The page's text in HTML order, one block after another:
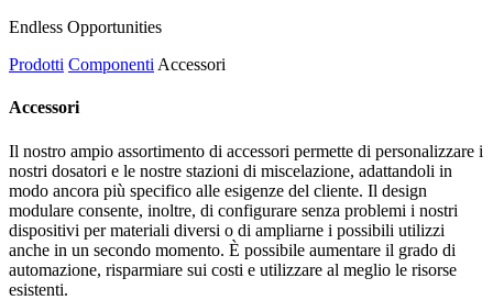
Endless Opportunities
Prodotti Componenti Accessori
Accessori
Il nostro ampio assortimento di accessori permette di personalizzare i
nostri dosatori e le nostre stazioni di miscelazione, adattandoli in
modo ancora più specifico alle esigenze del cliente. Il design
modulare consente, inoltre, di configurare senza problemi i nostri
dispositivi per materiali diversi o di ampliarne i possibili utilizzi
anche in un secondo momento. È possibile aumentare il grado di
automazione, risparmiare sui costi e utilizzare al meglio le risorse
esistenti.